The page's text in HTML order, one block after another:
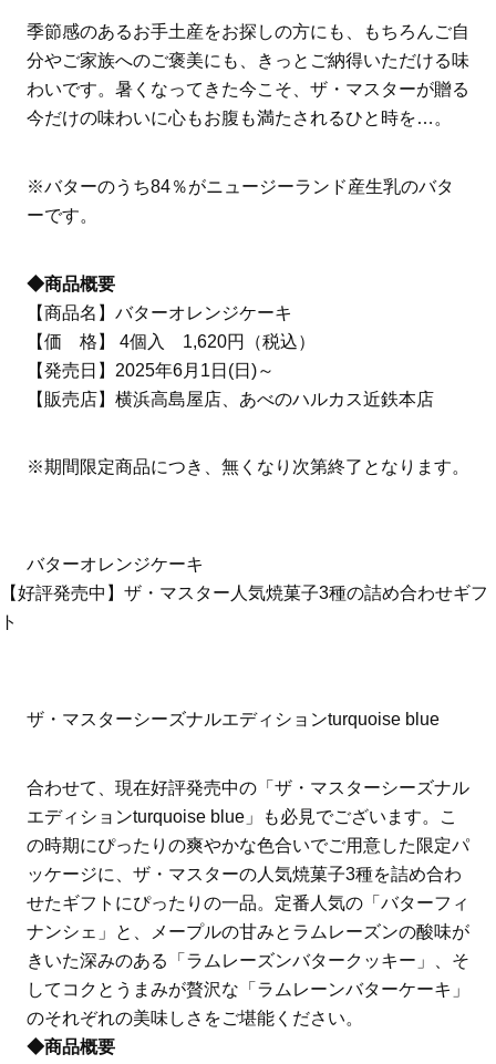
季節感のあるお手土産をお探しの方にも、もちろんご自
分やご家族へのご褒美にも、きっとご納得いただける味
わいです。暑くなってきた今こそ、ザ・マスターが贈る
今だけの味わいに心もお腹も満たされるひと時を…。
※バターのうち84％がニュージーランド産生乳のバタ
ーです。
◆商品概要
【商品名】バターオレンジケーキ
【価 格】 4個入 1,620円（税込）
【発売日】2025年6月1日(日)～
【販売店】横浜高島屋店、あべのハルカス近鉄本店
※期間限定商品につき、無くなり次第終了となります。
バターオレンジケーキ
【好評発売中】ザ・マスター人気焼菓子3種の詰め合わせギフ
ト
ザ・マスターシーズナルエディションturquoise blue
合わせて、現在好評発売中の「ザ・マスターシーズナル
エディションturquoise blue」も必見でございます。こ
の時期にぴったりの爽やかな色合いでご用意した限定パ
ッケージに、ザ・マスターの人気焼菓子3種を詰め合わ
せたギフトにぴったりの一品。定番人気の「バターフィ
ナンシェ」と、メープルの甘みとラムレーズンの酸味が
きいた深みのある「ラムレーズンバタークッキー」、そ
してコクとうまみが贅沢な「ラムレーンバターケーキ」
のそれぞれの美味しさをご堪能ください。
◆商品概要